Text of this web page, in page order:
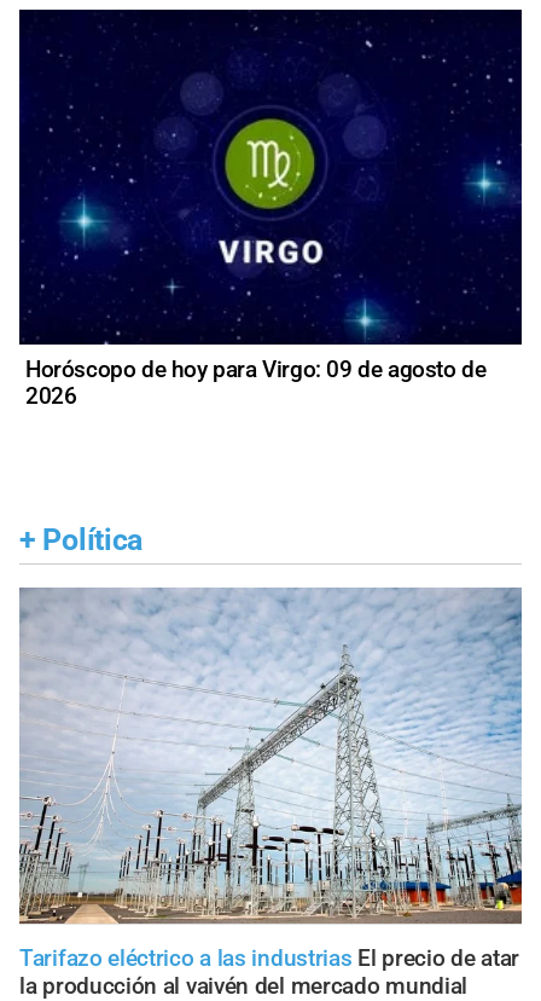
Horóscopo de hoy para Virgo: 09 de agosto de
2026
+ Política
Tarifazo eléctrico a las industrias El precio de atar
la producción al vaivén del mercado mundial